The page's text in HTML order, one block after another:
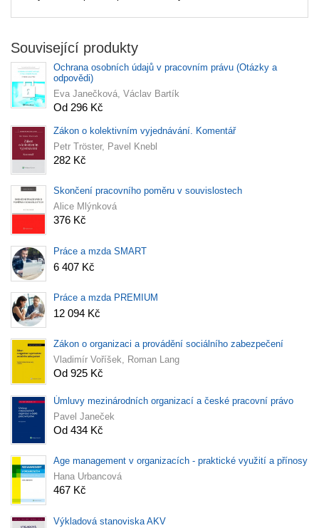
Související produkty
Ochrana osobních údajů v pracovním právu (Otázky a
odpovědi)
Eva Janečková, Václav Bartík
Od 296 Kč
Zákon o kolektivním vyjednávání. Komentář
Petr Tröster, Pavel Knebl
282 Kč
Skončení pracovního poměru v souvislostech
Alice Mlýnková
376 Kč
Práce a mzda SMART
6 407 Kč
Práce a mzda PREMIUM
12 094 Kč
Zákon o organizaci a provádění sociálního zabezpečení
Vladimír Voříšek, Roman Lang
Od 925 Kč
Úmluvy mezinárodních organizací a české pracovní právo
Pavel Janeček
Od 434 Kč
Age management v organizacích - praktické využití a přínosy
Hana Urbancová
467 Kč
Výkladová stanoviska AKV